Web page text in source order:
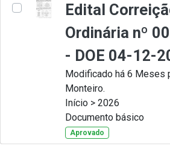
Edital
Ordinária nº
- DOE 04-12-
Modificado há 6 Meses
Monteiro.
Início > 2026
Documento básico
Aprovado